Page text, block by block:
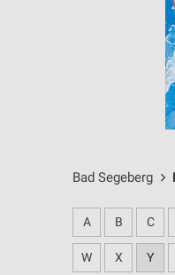
Bad Segeberg
A B C
W X Y